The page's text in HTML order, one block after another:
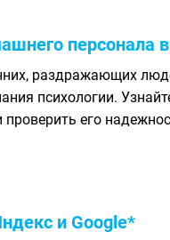
персонала
раздражающих
психологии.
его
и Google*